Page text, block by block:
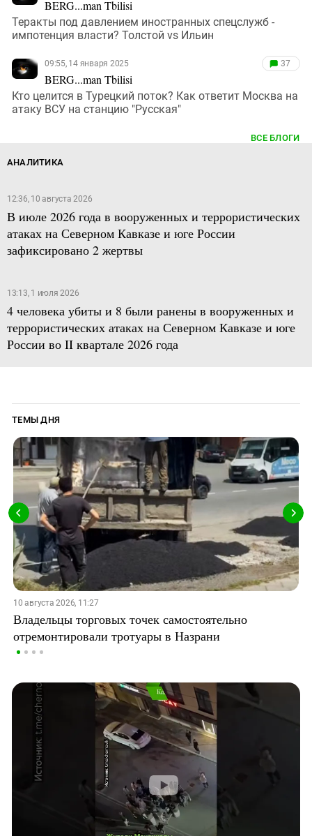
BERG...man Tbilisi
Теракты под давлением иностранных спецслужб -
импотенция власти? Толстой vs Ильин
09:55, 14 января 2025
BERG...man Tbilisi
37
Кто целится в Турецкий поток? Как ответит Москва на
атаку ВСУ на станцию "Русская"
ВСЕ БЛОГИ
АНАЛИТИКА
12:36, 10 августа 2026
В июле 2026 года в вооруженных и террористических
атаках на Северном Кавказе и юге России
зафиксировано 2 жертвы
13:13, 1 июля 2026
4 человека убиты и 8 были ранены в вооруженных и
террористических атаках на Северном Кавказе и юге
России во II квартале 2026 года
ТЕМЫ ДНЯ
10 августа 2026, 11:27
Владельцы торговых точек самостоятельно
отремонтировали тротуары в Назрани